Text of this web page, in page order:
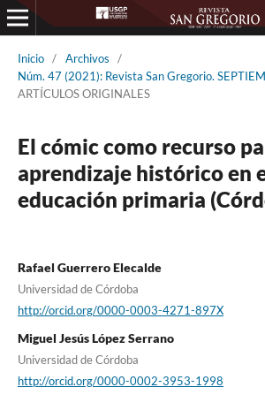
Inicio / Archivos
/
Núm. 47 (2021): Revista San Gregorio.
ARTÍCULOS ORIGINALES
El cómic como recurso
aprendizaje histórico en
educación primaria
Rafael Guerrero Elecalde
Universidad de Córdoba
http://orcid.org/0000-0003-4271-897X
Miguel Jesús López Serrano
Universidad de Córdoba
http://orcid.org/0000-0002-3953-1998